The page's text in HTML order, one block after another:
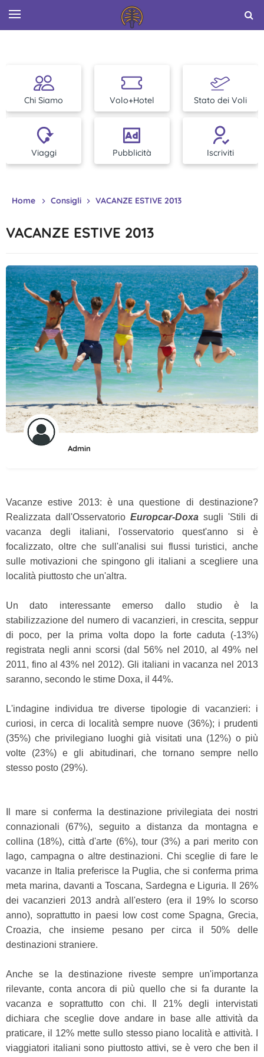
Chi Siamo Volo+Hotel Stato dei Voli
Viaggi Pubblicità Iscriviti
Home Consigli VACANZE ESTIVE 2013
VACANZE ESTIVE 2013
Admin
Vacanze estive 2013: è una questione di destinazione?
Realizzata dall'Osservatorio Europcar-Doxa sugli 'Stili di
vacanza degli italiani, l'osservatorio quest'anno si è
focalizzato, oltre che sull'analisi sui flussi turistici, anche
sulle motivazioni che spingono gli italiani a scegliere una
località piuttosto che un'altra.
Un dato interessante emerso dallo studio è la
stabilizzazione del numero di vacanzieri, in crescita, seppur
di poco, per la prima volta dopo la forte caduta (-13%)
registrata negli anni scorsi (dal 56% nel 2010, al 49% nel
2011, fino al 43% nel 2012). Gli italiani in vacanza nel 2013
saranno, secondo le stime Doxa, il 44%.
L'indagine individua tre diverse tipologie di vacanzieri: i
curiosi, in cerca di località sempre nuove (36%); i prudenti
(35%) che privilegiano luoghi già visitati una (12%) o più
volte (23%) e gli abitudinari, che tornano sempre nello
stesso posto (29%).
Il mare si conferma la destinazione privilegiata dei nostri
connazionali (67%), seguito a distanza da montagna e
collina (18%), città d'arte (6%), tour (3%) a pari merito con
lago, campagna o altre destinazioni. Chi sceglie di fare le
vacanze in Italia preferisce la Puglia, che si conferma prima
meta marina, davanti a Toscana, Sardegna e Liguria. Il 26%
dei vacanzieri 2013 andrà all'estero (era il 19% lo scorso
anno), soprattutto in paesi low cost come Spagna, Grecia,
Croazia, che insieme pesano per circa il 50% delle
destinazioni straniere.
Anche se la destinazione riveste sempre un'importanza
rilevante, conta ancora di più quello che si fa durante la
vacanza e soprattutto con chi. Il 21% degli intervistati
dichiara che sceglie dove andare in base alle attività da
praticare, il 12% mette sullo stesso piano località e attività. I
viaggiatori italiani sono piuttosto attivi, se è vero che ben il